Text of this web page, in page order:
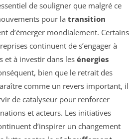
de souligner que malgré ce
pour la transition
d’émerger mondialement. Certains
continuent de s’engager à
et à investir dans les énergies
bien que le retrait des
comme un revers important, il
de catalyseur pour renforcer
nations et acteurs. Les initiatives
d’inspirer un changement